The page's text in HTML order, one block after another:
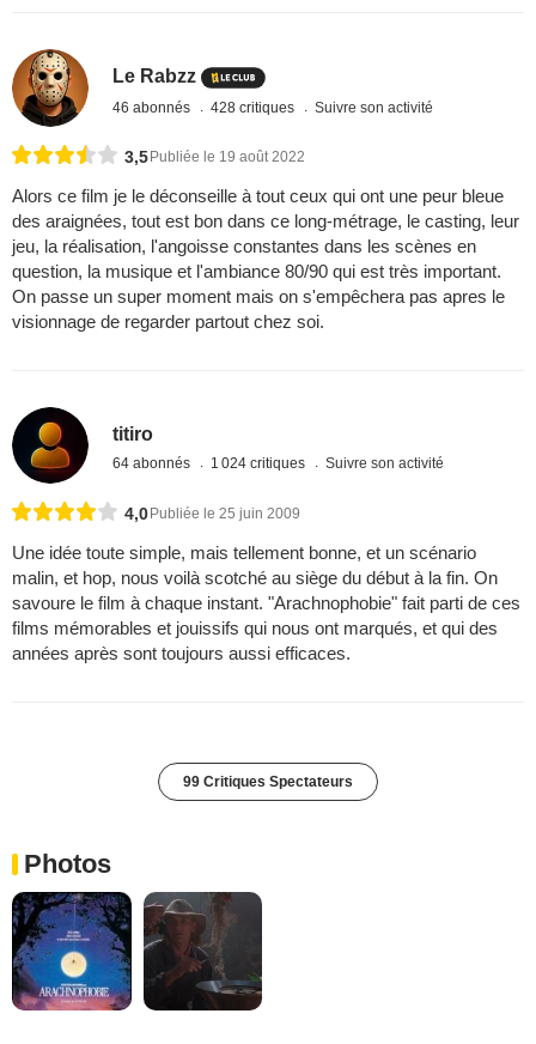
Le Rabzz
46 abonnés 428 critiques Suivre son activité
3,5Publiée le 19 août 2022
Alors ce film je le déconseille à tout ceux qui ont une peur bleue
des araignées, tout est bon dans ce long-métrage, le casting, leur
jeu, la réalisation, l'angoisse constantes dans les scènes en
question, la musique et l'ambiance 80/90 qui est très important.
On passe un super moment mais on s'empêchera pas apres le
visionnage de regarder partout chez soi.
titiro
64 abonnés 1 024 critiques Suivre son activité
4,0Publiée le 25 juin 2009
Une idée toute simple, mais tellement bonne, et un scénario
malin, et hop, nous voilà scotché au siège du début à la fin. On
savoure le film à chaque instant. "Arachnophobie" fait parti de ces
films mémorables et jouissifs qui nous ont marqués, et qui des
années après sont toujours aussi efficaces.
99 Critiques Spectateurs
Photos